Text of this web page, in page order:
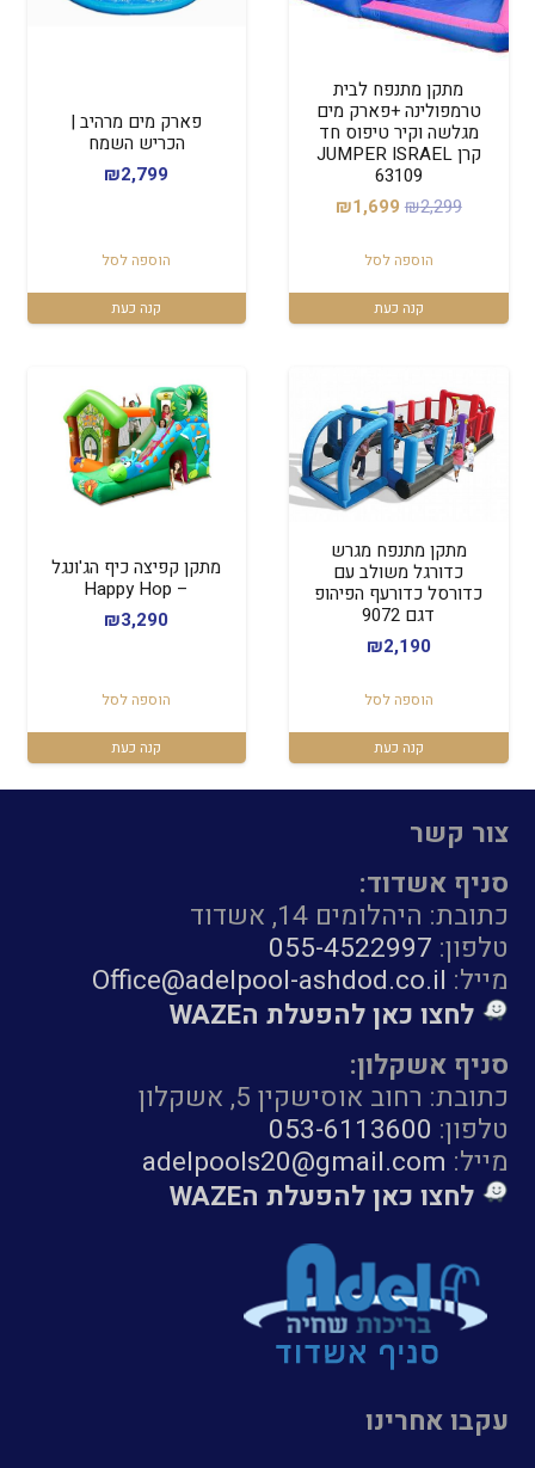
מתקן מתנפח לבית
טרמפולינה +פארק מים
מגלשה וקיר טיפוס חד
קרן JUMPER ISRAEL
63109
₪2,299
המחיר
היה:
₪2,299.
₪1,699
₪1,699.
הוספה לסל
קנה כעת
פארק מים מרהיב |
הכריש השמח
₪2,799
הוספה לסל
קנה כעת
מתקן מתנפח מגרש
כדורגל משולב עם
כדורסל כדורעף הפיהופ
דגם 9072
₪2,190
הוספה לסל
קנה כעת
מתקן קפיצה כיף הג'ונגל
– Happy Hop
₪3,290
הוספה לסל
קנה כעת
צור קשר
סניף אשדוד:
כתובת: היהלומים 14, אשדוד
טלפון: 055-4522997
מייל: Office@adelpool-ashdod.co.il
לחצו כאן להפעלת הWAZE
סניף אשקלון:
כתובת: רחוב אוסישקין 5, אשקלון
טלפון: 053-6113600
מייל: adelpools20@gmail.com
לחצו כאן להפעלת הWAZE
עקבו אחרינו